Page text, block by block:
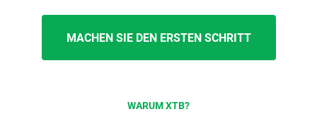
MACHEN SIE DEN ERSTEN SCHRITT
WARUM XTB?